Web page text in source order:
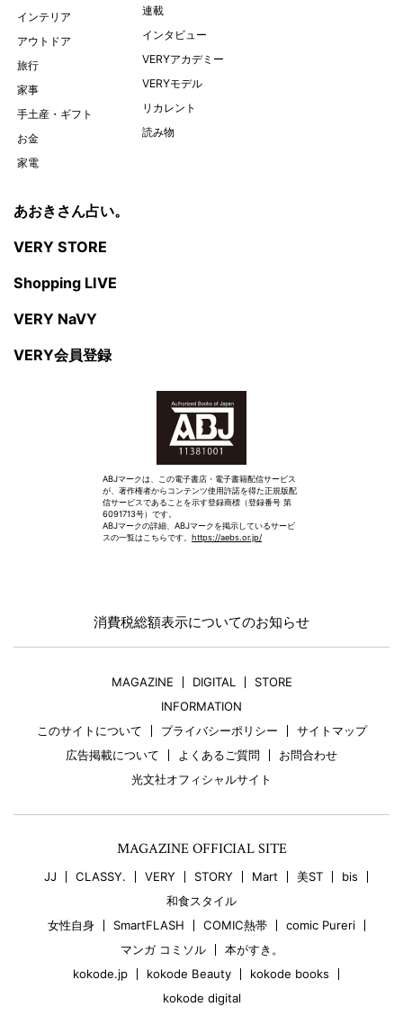
インテリア
アウトドア
旅行
家事
手土産・ギフト
お金
家電
連載
インタビュー
VERYアカデミー
VERYモデル
リカレント
読み物
あおきさん占い。
VERY STORE
Shopping LIVE
VERY NaVY
VERY会員登録
ABJマークは、この電子書店・電子書籍配信サービス
が、著作権者からコンテンツ使用許諾を得た正規版配
信サービスであることを示す登録商標（登録番号 第
6091713号）です。
ABJマークの詳細、ABJマークを掲示しているサービ
スの一覧はこちらです。 https://aebs.or.jp/
消費税総額表示についてのお知らせ
MAGAZINE DIGITAL
STORE
INFORMATION
このサイトについて
プライバシーポリシー
サイトマップ
広告掲載について
よくあるご質問
お問合わせ
光文社オフィシャルサイト
MAGAZINE OFFICIAL SITE
JJ CLASSY. VERY STORY Mart 美ST
bis
和食スタイル
女性自身
SmartFLASH COMIC熱帯
comic Pureri
マンガ コミソル
本がすき。
kokode.jp
kokode Beauty
kokode books
kokode digital